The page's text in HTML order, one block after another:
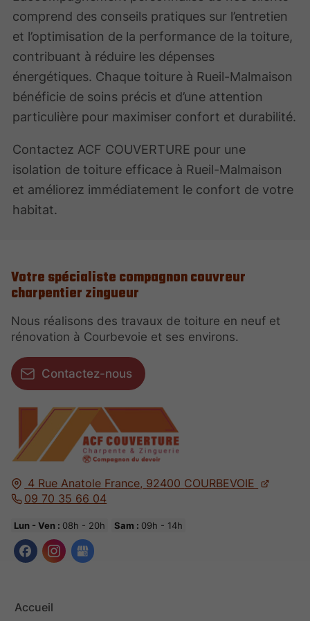
comprend des conseils pratiques sur l’entretien
et l’optimisation de la performance de la toiture,
contribuant à réduire les dépenses
énergétiques. Chaque toiture à Rueil-Malmaison
bénéficie de soins précis et d’une attention
particulière pour maximiser confort et durabilité.
Contactez ACF COUVERTURE pour une
isolation de toiture efficace à Rueil-Malmaison
et améliorez immédiatement le confort de votre
habitat.
4 Rue Anatole France, 92400 COURBEVOIE
09 70 35 66 04
Lun - Ven : 08h - 20h Sam : 09h - 14h
Accueil
Votre spécialiste compagnon couvreur
charpentier zingueur
Nous réalisons des travaux de toiture en neuf et
rénovation à Courbevoie et ses environs.
Contactez-nous